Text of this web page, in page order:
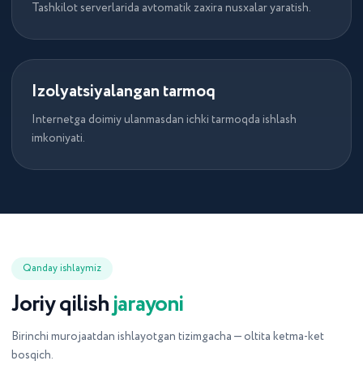
Tashkilot serverlarida avtomatik zaxira nusxalar yaratish.
Izolyatsiyalangan tarmoq
Internetga doimiy ulanmasdan ichki tarmoqda ishlash
imkoniyati.
Qanday ishlaymiz
Joriy qilishjarayoni
Birinchi murojaatdan ishlayotgan tizimgacha — oltita ketma-ket
bosqich.
savollarga JAVOBLAR
Biz Toshkent va O‘zbekistonning boshqa
shaharlarida biznesni kompleks
avtomatlashtirish xizmatlarini ko‘rsatamiz.